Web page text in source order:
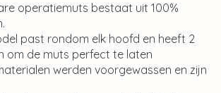
operatiemuts bestaat uit 100%
past rondom elk hoofd en heeft 2
om de muts perfect te laten
werden voorgewassen en zijn